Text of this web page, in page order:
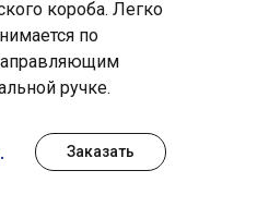
Заказать
короба. Легко
по
ручке.